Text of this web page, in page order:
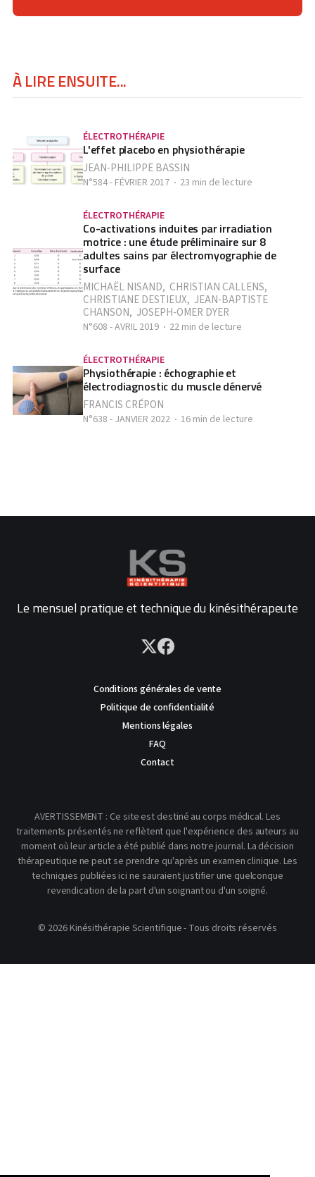
À LIRE ENSUITE...
ÉLECTROTHÉRAPIE
L'effet placebo en physiothérapie
JEAN-PHILIPPE BASSIN
N°584 - FÉVRIER 2017 23 min de lecture
ÉLECTROTHÉRAPIE
Co-activations induites par irradiation
motrice : une étude préliminaire sur 8
adultes sains par électromyographie de
surface
MICHAËL NISAND, CHRISTIAN CALLENS,
CHRISTIANE DESTIEUX, JEAN-BAPTISTE
CHANSON, JOSEPH-OMER DYER
N°608 - AVRIL 2019 22 min de lecture
ÉLECTROTHÉRAPIE
Physiothérapie : échographie et
électrodiagnostic du muscle dénervé
FRANCIS CRÉPON
N°638 - JANVIER 2022 16 min de lecture
Le mensuel pratique et technique du kinésithérapeute
Conditions générales de vente
Politique de confidentialité
Mentions légales
FAQ
Contact
AVERTISSEMENT : Ce site est destiné au corps médical. Les
traitements présentés ne reflètent que l'expérience des auteurs au
moment où leur article a été publié dans notre journal. La décision
thérapeutique ne peut se prendre qu'après un examen clinique. Les
techniques publiées ici ne sauraient justifier une quelconque
revendication de la part d'un soignant ou d'un soigné.
© 2026 Kinésithérapie Scientifique - Tous droits réservés